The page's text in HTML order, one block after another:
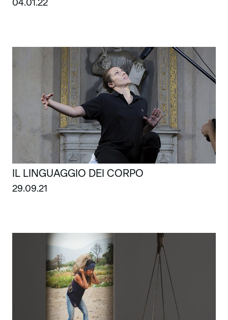
04.01.22
IL LINGUAGGIO DEI CORPO
29.09.21